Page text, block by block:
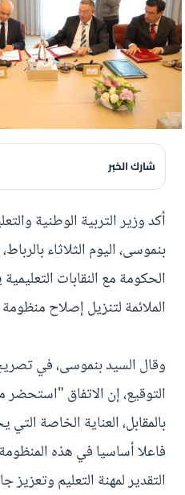
شارك الخبر
أكد وزير التربية الوطنية
بنموسى، اليوم الثلاثاء
الحكومة مع النقابات
الملائمة لتنزيل إصلاح منظومة
وقال السيد بنموسى، في
التوقيع، إن الاتفاق "استحضر
بالمقابل، العناية الخاصة
فاعلا أساسيا في هذه
التقدير لمهنة التعليم